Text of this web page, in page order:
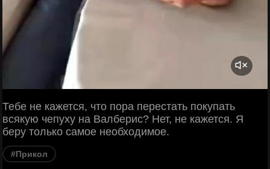
Тебе не кажется, что пора перестать покупать
всякую чепуху на Валберис? Нет, не кажется. Я
беру только самое необходимое.
#Прикол